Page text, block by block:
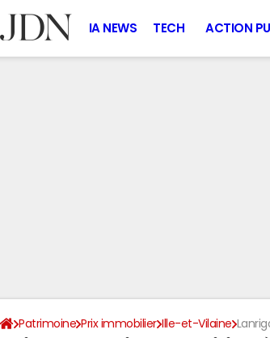
IA NEWS TECH ACTION
Patrimoine Prix immobilier Ille-et-Vilaine